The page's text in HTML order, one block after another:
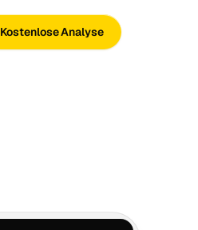
Kostenlose Analyse